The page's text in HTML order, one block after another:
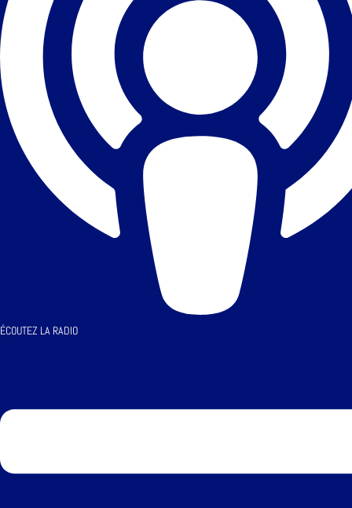
ÉCOUTEZ LA RADIO